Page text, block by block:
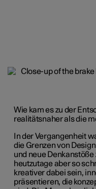
Wie kam es zu der
realitätsnaher als die
In der Vergangenheit
die Grenzen von
und neue
heutzutage aber so
kreativer dabei sein,
präsentieren, die